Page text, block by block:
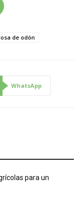
de odón
WhatsApp
para un